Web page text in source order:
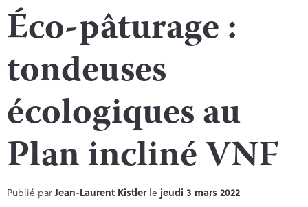
Éco-pâturage :
tondeuses
écologiques au
Plan incliné VNF
Publié parJean-Laurent Kistlerle jeudi 3 mars 2022